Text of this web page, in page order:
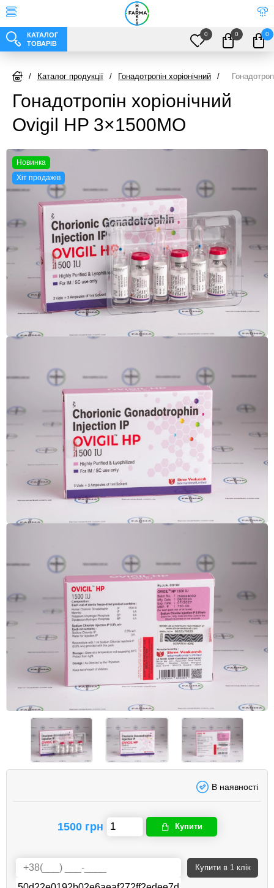
КАТАЛОГ
ТОВАРІВ
0 0 0
/ Каталог продукції / Гонадотропін хоріонічний /
Гонадотропін хоріонічний
Ovigil HP 3×1500МО
Новинка
Хіт продажів
В наявності
1500 грн Купити
Купити в 1 клік